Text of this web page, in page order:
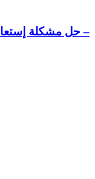
حل مشكلة